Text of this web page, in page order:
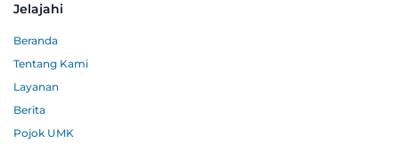
Jelajahi
Beranda
Tentang Kami
Layanan
Berita
Pojok UMK